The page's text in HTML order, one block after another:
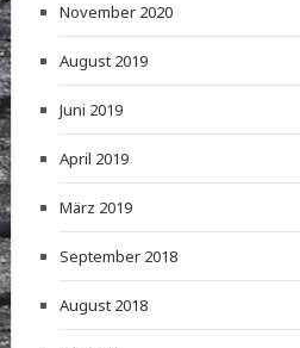
November 2020
August 2019
Juni 2019
April 2019
März 2019
September 2018
August 2018